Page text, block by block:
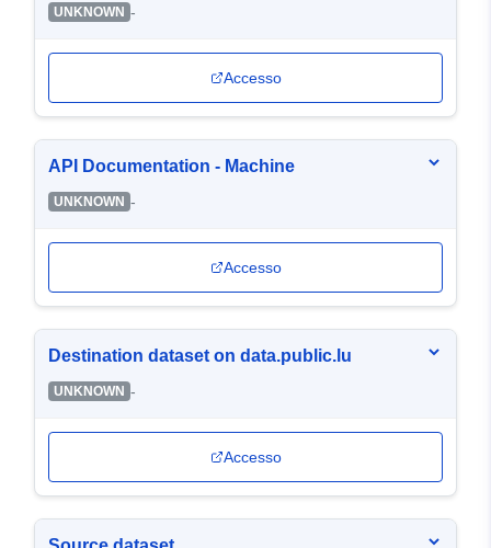
UNKNOWN -
Accesso
API Documentation - Machine
UNKNOWN -
Accesso
Destination dataset on data.public.lu
UNKNOWN -
Accesso